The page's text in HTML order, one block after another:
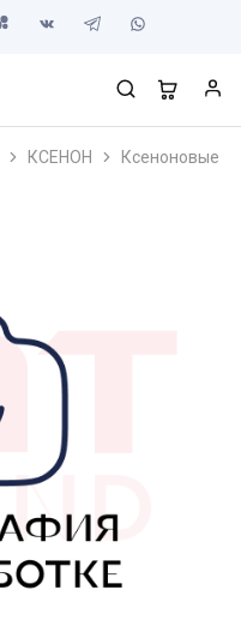
КСЕНОН Ксеноновые